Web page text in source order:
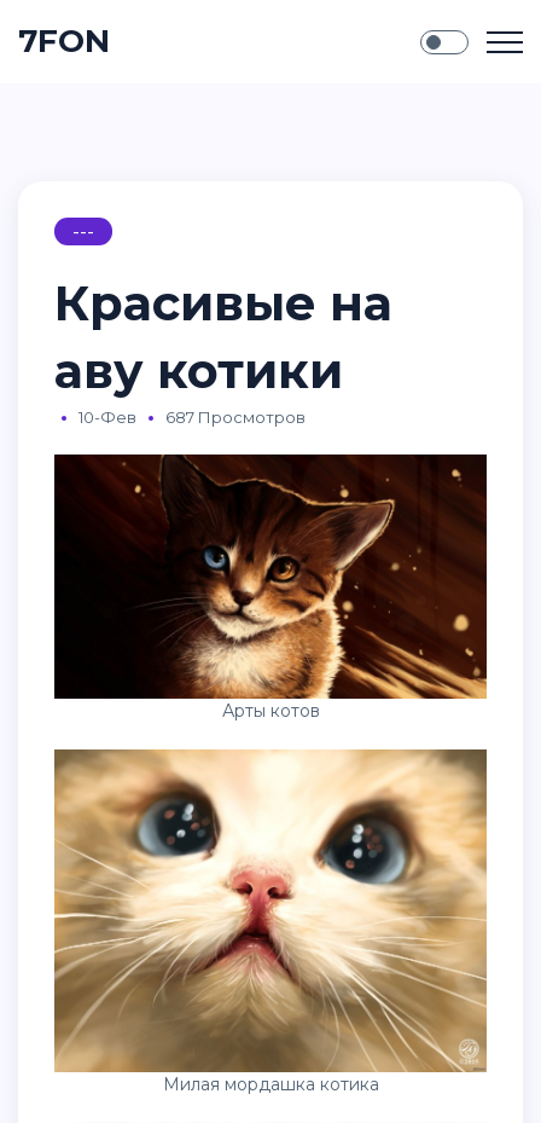
7FON
---
Красивые на
аву котики
10-Фев 687 Просмотров
Арты котов
Милая мордашка котика